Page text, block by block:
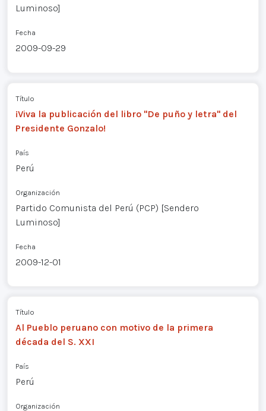
Luminoso]
Fecha
2009-09-29
Título
¡Viva la publicación del libro "De puño y letra" del
Presidente Gonzalo!
País
Perú
Organización
Partido Comunista del Perú (PCP) [Sendero
Luminoso]
Fecha
2009-12-01
Título
Al Pueblo peruano con motivo de la primera
década del S. XXI
País
Perú
Organización